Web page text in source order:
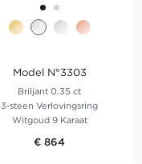
Model N°3303
Briljant 0.35 ct
3-steen Verlovingsring
Witgoud 9 Karaat
€ 864